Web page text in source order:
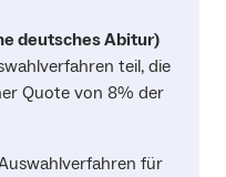
deutsches Abitur)
teil, die
Quote von 8% der
für